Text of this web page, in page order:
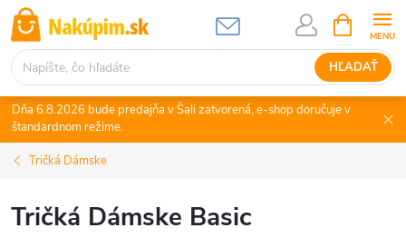
Prejsť
na
obsah
HĽADAŤ
KOŠÍK
Dňa 6.8.2026 bude predajňa v Šali zatvorená, e-shop doručuje v
štandardnom režime.
Tričká Dámske
Tričká Dámske Basic